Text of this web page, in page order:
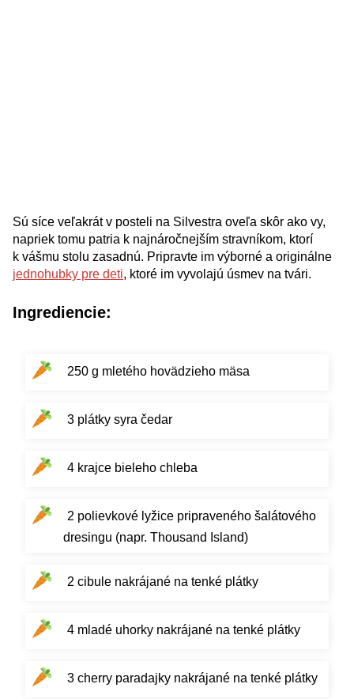
Sú síce veľakrát v posteli na Silvestra oveľa skôr ako vy,
napriek tomu patria k najnáročnejším stravníkom, ktorí
k vášmu stolu zasadnú. Pripravte im výborné a originálne
jednohubky pre deti, ktoré im vyvolajú úsmev na tvári.
Ingrediencie:
250 g mletého hovädzieho mäsa
3 plátky syra čedar
4 krajce bieleho chleba
2 polievkové lyžice pripraveného šalátového
dresingu (napr. Thousand Island)
2 cibule nakrájané na tenké plátky
4 mladé uhorky nakrájané na tenké plátky
3 cherry paradajky nakrájané na tenké plátky